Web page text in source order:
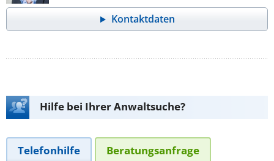
Kontaktdaten
Hilfe bei Ihrer Anwaltsuche?
Telefonhilfe Beratungsanfrage